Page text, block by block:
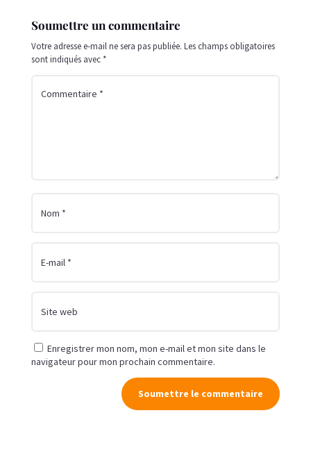
Soumettre un commentaire
Votre adresse e-mail ne sera pas publiée. Les champs obligatoires
sont indiqués avec *
Enregistrer mon nom, mon e-mail et mon site dans le
navigateur pour mon prochain commentaire.
Soumettre le commentaire